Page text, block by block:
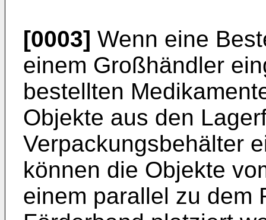
[0003] Wenn eine
einem Großhändler
bestellten
Objekte aus den
Verpackungsbehälter
können die Objekte
einem parallel zu dem